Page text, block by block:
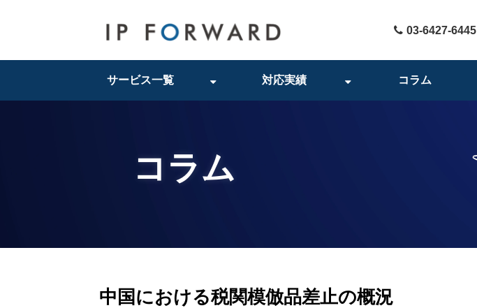
03-6427-6445
サービス一覧 対応実績 コラム
コラム
中国における税関模倣品差止の概況